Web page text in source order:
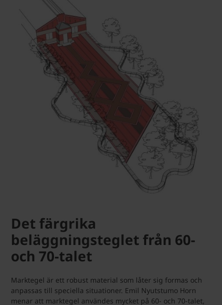
Det färgrika
beläggningsteglet från 60-
och 70-talet
Marktegel är ett robust material som låter sig formas och
anpassas till speciella situationer. Emil Nyutstumo Horn
menar att marktegel användes mycket på 60- och 70-talet,